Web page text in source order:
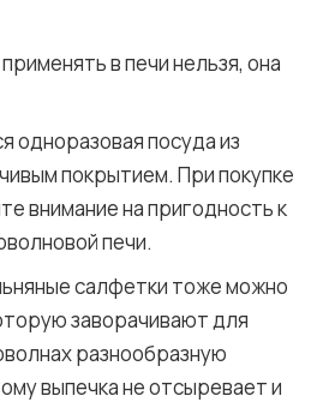
в печи нельзя, она
одноразовая посуда из
покрытием. При покупке
внимание на пригодность к
печи.
салфетки тоже можно
заворачивают для
разнообразную
выпечка не отсыревает и